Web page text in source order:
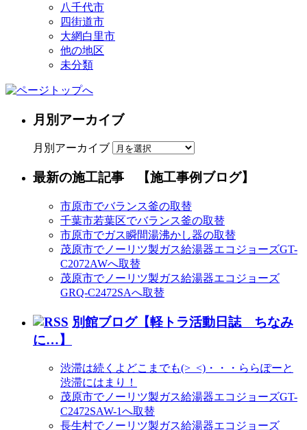
八千代市
四街道市
大網白里市
他の地区
未分類
月別アーカイブ
月別アーカイブ
最新の施工記事 【施工事例ブログ】
市原市でバランス釜の取替
千葉市若葉区でバランス釜の取替
市原市でガス瞬間湯沸かし器の取替
茂原市でノーリツ製ガス給湯器エコジョーズGT-
C2072AWへ取替
茂原市でノーリツ製ガス給湯器エコジョーズ
GRQ-C2472SAへ取替
別館ブログ【軽トラ活動日誌 ちなみ
に…】
渋滞は続くよどこまでも(>_<)・・・ららぽーと
渋滞にはまり！
茂原市でノーリツ製ガス給湯器エコジョーズGT-
C2472SAW-1へ取替
長生村でノーリツ製ガス給湯器エコジョーズ